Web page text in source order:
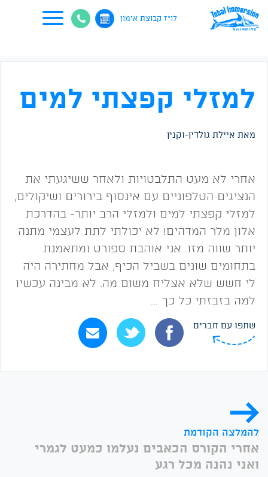
לו"ז קבוצת אימון
למזלי קפצתי למים
מאת איילת גולדין-וקנין
אחרי לא מעט התלבטויות ולאחר ששיגעתי את
הנציגים הטלפוניים עם אינסוף בירורים ושיקולים,
למזלי קפצתי למים ולמזלי הרב יותר- בהדרכת
אלון מלר המדהים! לא יכולתי לתת לעצמי מתנה
יותר שווה מזו. אני אוהבת ספורט ומתאמנת
בתחומים שונים בשביל הכיף, אבל מחתירה היה
לי חשש שלא אצליח משום מה. לא מבינה עכשיו
למה בזבזתי כל כך …
שתפו עם חברים
להמלצה הקודמת
אחרי הקורס הכאבים נעלמו כמעט לגמרי
ואני נהנה מכל רגע